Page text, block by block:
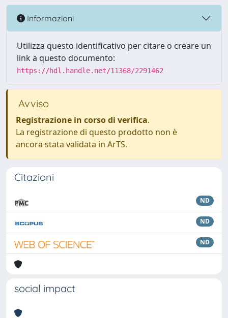
Informazioni
Utilizza questo identificativo per citare o creare un
link a questo documento:
https://hdl.handle.net/11368/2291462
Avviso
Registrazione in corso di verifica.
La registrazione di questo prodotto non è
ancora stata validata in ArTS.
Citazioni
ND
ND
ND
social impact